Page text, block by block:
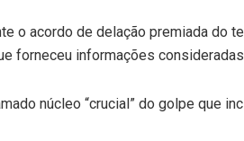
o acordo de delação premiada do
forneceu informações
núcleo “crucial” do golpe que